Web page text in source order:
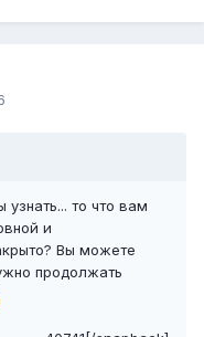
то что вам
и
Вы можете
продолжать